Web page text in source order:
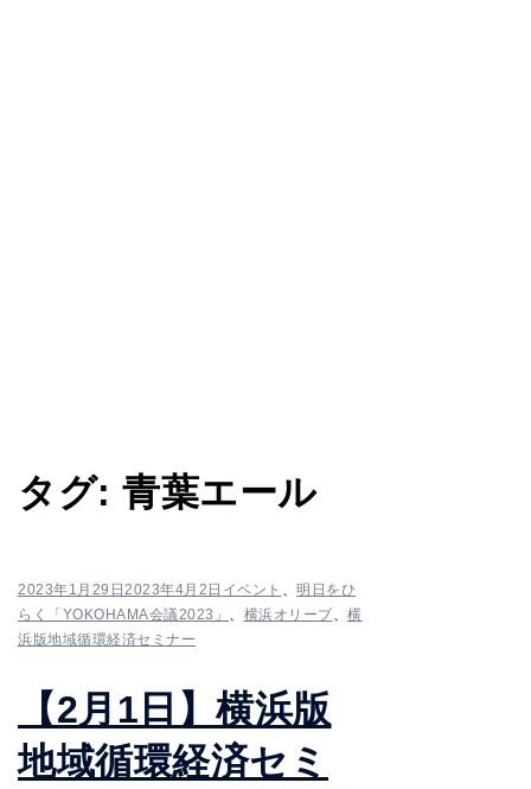
タグ: 青葉エール
2023年1月29日2023年4月2日 イベント 、 明日をひ
らく「YOKOHAMA会議2023」 、 横浜オリーブ、 横
浜版地域循環経済セミナー
【2月1日】横浜版
地域循環経済セミ